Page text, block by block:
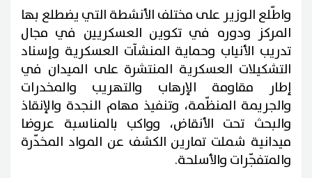
واطّلع الوزير على مختلف الأنشطة التي يضطلع بها
المركز ودوره في تكوين العسكريين في مجال
تدريب الأنياب وحماية المنشآت العسكرية وإسناد
التشكيلات العسكرية المنتشرة على الميدان في
إطار مقاومة الإرهاب والتهريب والمخدرات
والجريمة المنظّمة، وتنفيذ مهام النجدة والإنقاذ
والبحث تحت الأنقاض، وواكب بالمناسبة عروضا
ميدانية شملت تمارين الكشف عن المواد المخدّرة
والمتفجّرات والأسلحة.